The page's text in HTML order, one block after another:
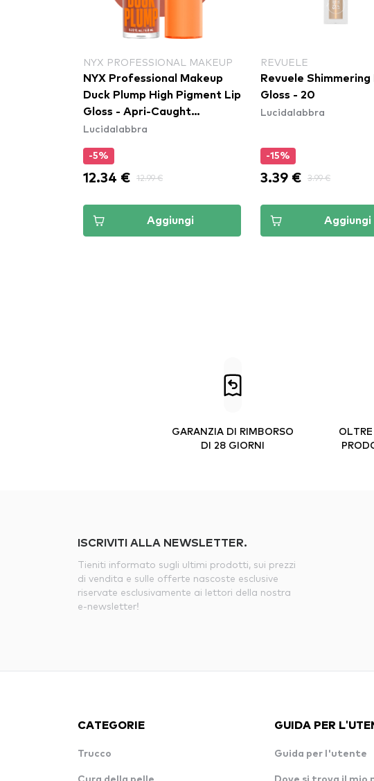
NYX PROFESSIONAL MAKEUP
NYX Professional Makeup
Duck Plump High Pigment Lip
Gloss - Apri-Caught
(DPLL04)
Lucidalabbra
-5%
12.34 € 12.99 €
Aggiungi
REVUELE
Revuele Shimmering
Gloss - 20
Lucidalabbra
-15%
3.39 € 3.99 €
Aggiungi
GARANZIA DI RIMBORSO
DI 28 GIORNI
ISCRIVITI ALLA NEWSLETTER.
Tieniti informato sugli ultimi prodotti, sui prezzi
di vendita e sulle offerte nascoste esclusive
riservate esclusivamente ai lettori della nostra
e-newsletter!
CATEGORIE
Trucco
GUIDA PER
Guida per l'utente